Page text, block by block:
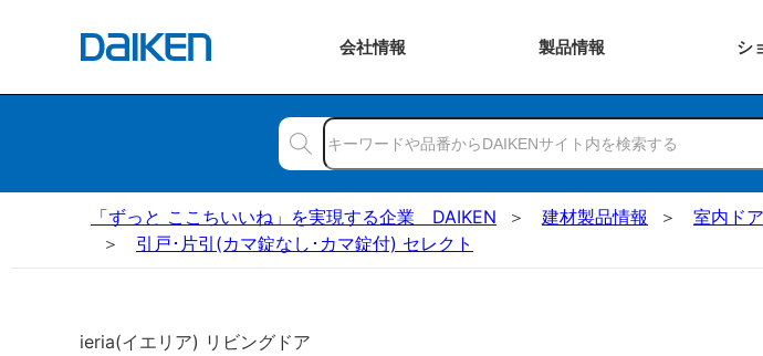
会社情報 製品情報 シ
「ずっと ここちいいね」を実現する企業 DAIKEN 建材製品情報 室内ドア
引戸･片引(カマ錠なし･カマ錠付) セレクト
ieria(イエリア) リビングドア